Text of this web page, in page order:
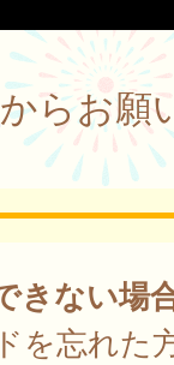
からお願
きない場
を忘れた